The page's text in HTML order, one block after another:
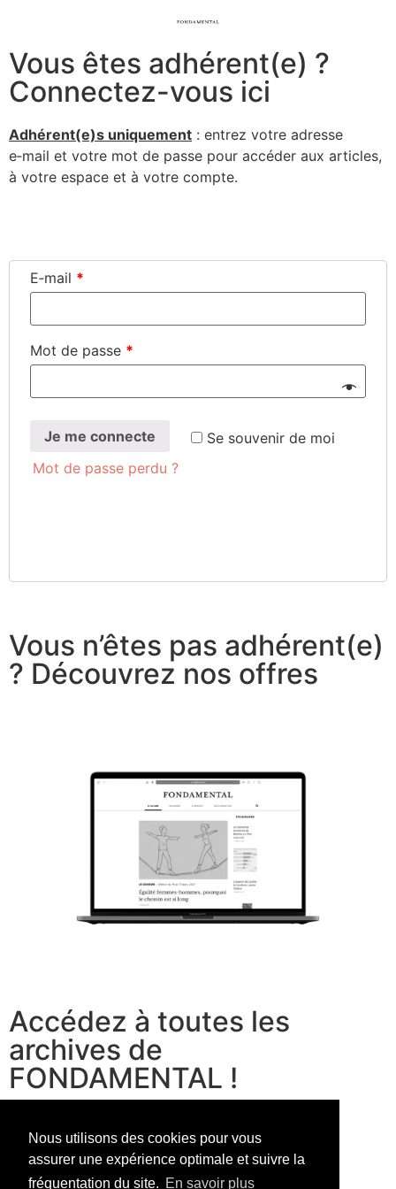
Nous utilisons des cookies pour vous
assurer une expérience optimale et suivre la
fréquentation du site. En savoir plus
Vous êtes adhérent(e) ?
Connectez-vous ici
Adhérent(e)s uni­que­ment : entrez votre adresse
e‑mail et votre mot de passe pour accé­der aux articles,
à votre espace et à votre compte.
E‑mail *
Mot de passe *
Se sou­ve­nir de moi
Je me connecte
Mot de passe perdu ?
Vous n’êtes pas adhérent(e)
? Découvrez nos offres
Accédez à toutes les
archives de
FONDAMENTAL !